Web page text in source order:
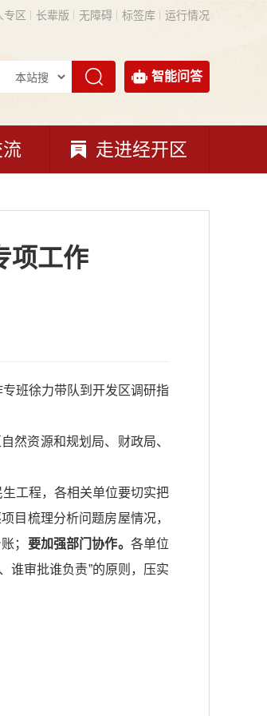
专区 长辈版 无障碍 标签库 运行情况
智能问答
走进经开区
项工作
班徐力带队到开发区调研指
然资源和规划局、财政局、
工程，各相关单位要切实把
目梳理分析问题房屋情况，
； 要加强部门协作。 各单位
谁审批谁负责”的原则，压实